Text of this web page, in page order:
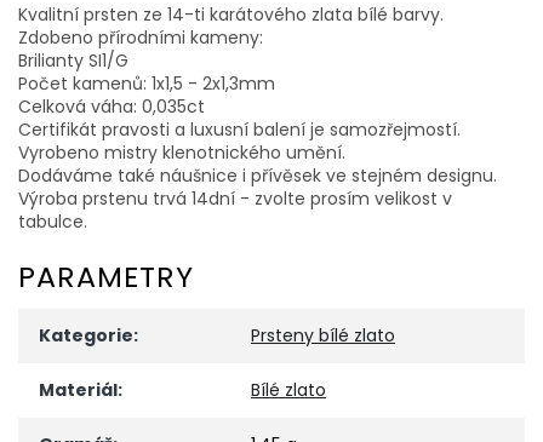
Kvalitní prsten ze 14-ti karátového zlata bílé barvy.
Zdobeno přírodními kameny:
Brilianty SI1/G
Počet kamenů: 1x1,5 - 2x1,3mm
Celková váha: 0,035ct
Certifikát pravosti a luxusní balení je samozřejmostí.
Vyrobeno mistry klenotnického umění.
Dodáváme také náušnice i přívěsek ve stejném designu.
Výroba prstenu trvá 14dní - zvolte prosím velikost v
tabulce.
PARAMETRY
Kategorie: Prsteny bílé zlato
Materiál: Bílé zlato